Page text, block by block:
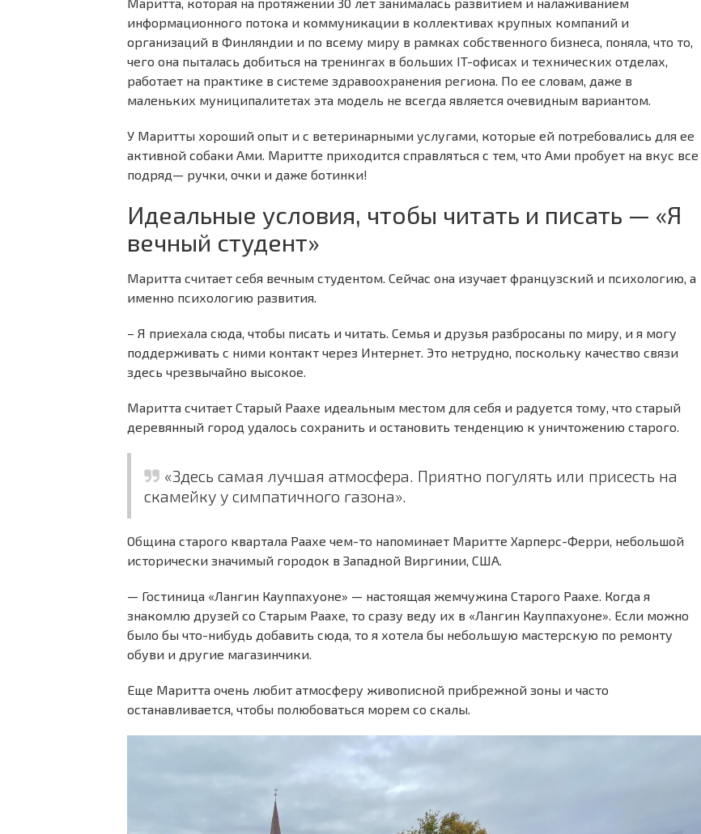
Маритта, которая на протяжении 30 лет занималась развитием и налаживанием
информационного потока и коммуникации в коллективах крупных компаний и
организаций в Финляндии и по всему миру в рамках собственного бизнеса, поняла, что то,
чего она пыталась добиться на тренингах в больших IT-офисах и технических отделах,
работает на практике в системе здравоохранения региона. По ее словам, даже в
маленьких муниципалитетах эта модель не всегда является очевидным вариантом.
У Маритты хороший опыт и с ветеринарными услугами, которые ей потребовались для ее
активной собаки Ами. Маритте приходится справляться с тем, что Ами пробует на вкус все
подряд— ручки, очки и даже ботинки!
Идеальные условия, чтобы читать и писать — «Я
вечный студент»
Маритта считает себя вечным студентом. Сейчас она изучает французский и психологию, а
именно психологию развития.
– Я приехала сюда, чтобы писать и читать. Семья и друзья разбросаны по миру, и я могу
поддерживать с ними контакт через Интернет. Это нетрудно, поскольку качество связи
здесь чрезвычайно высокое.
Маритта считает Старый Раахе идеальным местом для себя и радуется тому, что старый
деревянный город удалось сохранить и остановить тенденцию к уничтожению старого.
«Здесь самая лучшая атмосфера. Приятно погулять или присесть на
скамейку у симпатичного газона».
Община старого квартала Раахе чем-то напоминает Маритте Харперс-Ферри, небольшой
исторически значимый городок в Западной Виргинии, США.
— Гостиница «Лангин Кауппахуоне» — настоящая жемчужина Старого Раахе. Когда я
знакомлю друзей со Старым Раахе, то сразу веду их в «Лангин Кауппахуоне». Если можно
было бы что-нибудь добавить сюда, то я хотела бы небольшую мастерскую по ремонту
обуви и другие магазинчики.
Еще Маритта очень любит атмосферу живописной прибрежной зоны и часто
останавливается, чтобы полюбоваться морем со скалы.